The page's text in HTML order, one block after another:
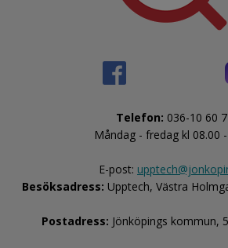
Telefon: 036-10 60
Måndag - fredag kl 08.00
E-post:
Besöksadress: Upptech, Västra
Postadress: Jönköpings kommun,